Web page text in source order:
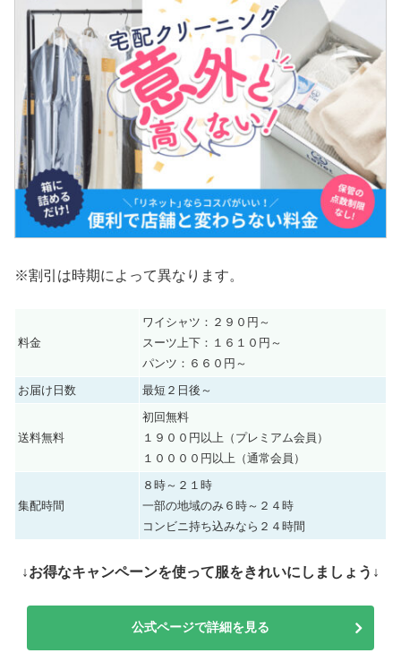
※割引は時期によって異なります。
料金
ワイシャツ：２９０円～
スーツ上下：１６１０円～
パンツ：６６０円～
お届け日数
最短２日後～
送料無料
初回無料
１９００円以上（プレミアム会員）
１００００円以上（通常会員）
集配時間
８時～２１時
一部の地域のみ６時～２４時
コンビニ持ち込みなら２４時間
↓お得なキャンペーンを使って服をきれいにしましょう↓
公式ページで詳細を見る